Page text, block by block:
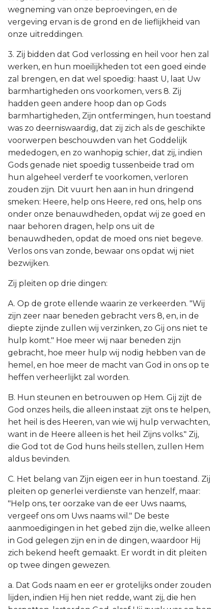
wegneming van onze beproevingen, en de
vergeving ervan is de grond en de lieflijkheid van
onze uitreddingen.
3. Zij bidden dat God verlossing en heil voor hen zal
werken, en hun moeilijkheden tot een goed einde
zal brengen, en dat wel spoedig: haast U, laat Uw
barmhartigheden ons voorkomen, vers 8. Zij
hadden geen andere hoop dan op Gods
barmhartigheden, Zijn ontfermingen, hun toestand
was zo deerniswaardig, dat zij zich als de geschikte
voorwerpen beschouwden van het Goddelijk
mededogen, en zo wanhopig schier, dat zij, indien
Gods genade niet spoedig tussenbeide trad om
hun algeheel verderf te voorkomen, verloren
zouden zijn. Dit vuurt hen aan in hun dringend
smeken: Heere, help ons Heere, red ons, help ons
onder onze benauwdheden, opdat wij ze goed en
naar behoren dragen, help ons uit de
benauwdheden, opdat de moed ons niet begeve.
Verlos ons van zonde, bewaar ons opdat wij niet
bezwijken.
Zij pleiten op drie dingen:
A. Op de grote ellende waarin ze verkeerden. "Wij
zijn zeer naar beneden gebracht vers 8, en, in de
diepte zijnde zullen wij verzinken, zo Gij ons niet te
hulp komt." Hoe meer wij naar beneden zijn
gebracht, hoe meer hulp wij nodig hebben van de
hemel, en hoe meer de macht van God in ons op te
heffen verheerlijkt zal worden.
B. Hun steunen en betrouwen op Hem. Gij zijt de
God onzes heils, die alleen instaat zijt ons te helpen,
het heil is des Heeren, van wie wij hulp verwachten,
want in de Heere alleen is het heil Zijns volks." Zij,
die God tot de God huns heils stellen, zullen Hem
aldus bevinden.
C. Het belang van Zijn eigen eer in hun toestand. Zij
pleiten op generlei verdienste van henzelf, maar:
"Help ons, ter oorzake van de eer Uws naams,
vergeef ons om Uws naams wil." De beste
aanmoedigingen in het gebed zijn die, welke alleen
in God gelegen zijn en in de dingen, waardoor Hij
zich bekend heeft gemaakt. Er wordt in dit pleiten
op twee dingen gewezen.
a. Dat Gods naam en eer er grotelijks onder zouden
lijden, indien Hij hen niet redde, want zij, die hen